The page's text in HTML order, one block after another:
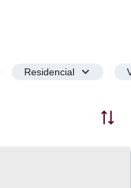
Residencial
Ordenar